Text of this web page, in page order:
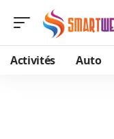
Activités Auto